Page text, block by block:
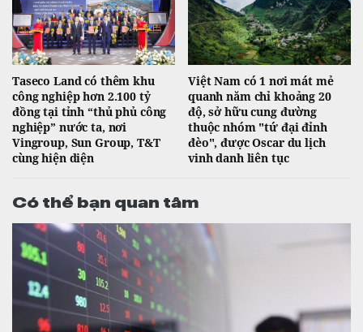
Taseco Land có thêm khu
công nghiệp hơn 2.100 tỷ
đồng tại tỉnh “thủ phủ công
nghiệp” nước ta, nơi
Vingroup, Sun Group, T&T
cùng hiện diện
Việt Nam có 1 nơi mát mẻ
quanh năm chỉ khoảng 20
độ, sở hữu cung đường
thuộc nhóm "tứ đại đỉnh
đèo", được Oscar du lịch
vinh danh liên tục
Có thể bạn quan tâm